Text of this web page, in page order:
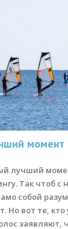
момент
лучший
Так чтоб с
собой
Но вот те,
заявляют,